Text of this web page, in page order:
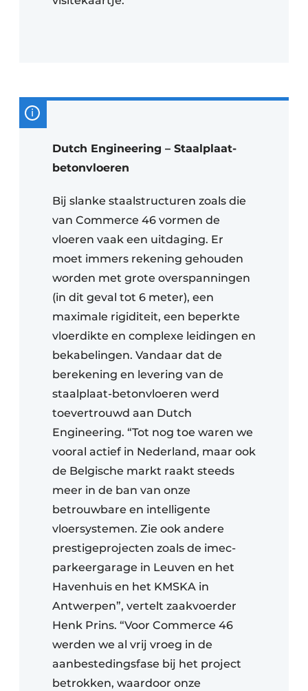
Dutch Engineering – Staalplaat-
betonvloeren
Bij slanke staalstructuren zoals die
van Commerce 46 vormen de
vloeren vaak een uitdaging. Er
moet immers rekening gehouden
worden met grote overspanningen
(in dit geval tot 6 meter), een
maximale rigiditeit, een beperkte
vloerdikte en complexe leidingen en
bekabelingen. Vandaar dat de
berekening en levering van de
staalplaat-betonvloeren werd
toevertrouwd aan Dutch
Engineering. “Tot nog toe waren we
vooral actief in Nederland, maar ook
de Belgische markt raakt steeds
meer in de ban van onze
betrouwbare en intelligente
vloersystemen. Zie ook andere
prestigeprojecten zoals de imec-
parkeergarage in Leuven en het
Havenhuis en het KMSKA in
Antwerpen”, vertelt zaakvoerder
Henk Prins. “Voor Commerce 46
werden we al vrij vroeg in de
aanbestedingsfase bij het project
betrokken, waardoor onze